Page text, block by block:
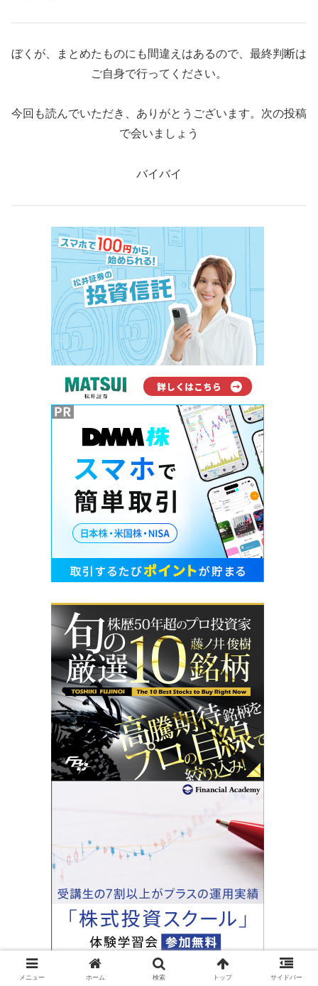
ぼくが、まとめたものにも間違えはあるので、最終判断は
ご自身で行ってください。
今回も読んでいただき、ありがとうございます。次の投稿
で会いましょう
バイバイ
メニュー ホーム 検索 トップ サイドバー